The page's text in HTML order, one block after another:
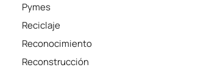
Pymes
Reciclaje
Reconocimiento
Reconstrucción